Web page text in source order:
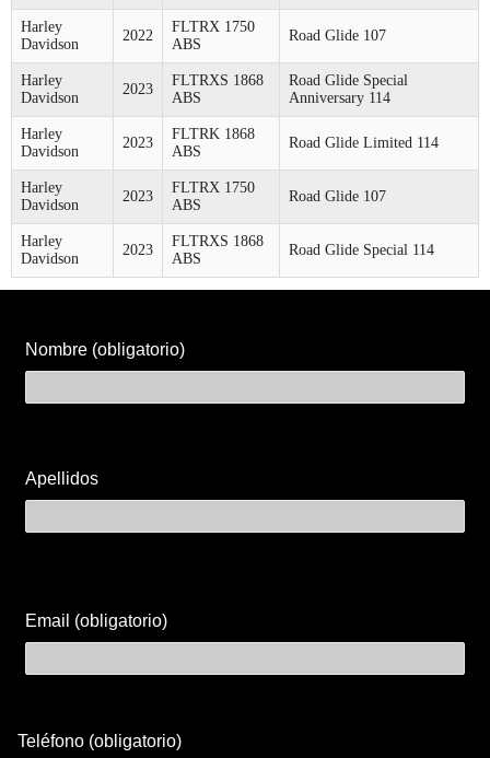
Harley
Davidson
2022
FLTRX 1750
ABS
Road Glide 107
Harley
Davidson
2023
FLTRXS 1868
ABS
Road Glide Special
Anniversary 114
Harley
Davidson
2023
FLTRK 1868
ABS
Road Glide Limited 114
Harley
Davidson
2023
FLTRX 1750
ABS
Road Glide 107
Harley
Davidson
2023
FLTRXS 1868
ABS
Road Glide Special 114
Nombre (obligatorio)
Apellidos
Email (obligatorio)
Teléfono (obligatorio)